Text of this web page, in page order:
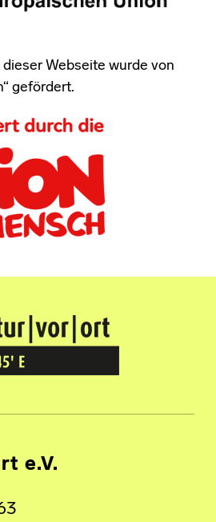
Webseite wurde von
gefördert.
e.V.